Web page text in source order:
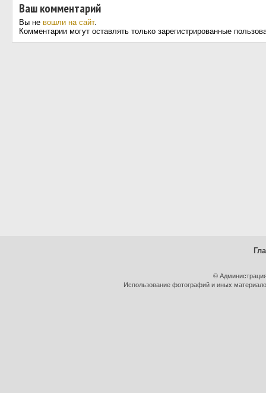
Ваш комментарий
Вы не вошли на сайт.
Комментарии могут оставлять только зарегистрированные
©
Использование фотографий и иных